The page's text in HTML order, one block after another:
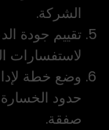
الشركة.
تقييم جودة
لاستفسارات
وضع خطة
حدود
صفقة.